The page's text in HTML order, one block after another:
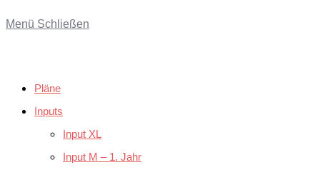
Menü Schließen
Pläne
Inputs
Input XL
Input M – 1. Jahr